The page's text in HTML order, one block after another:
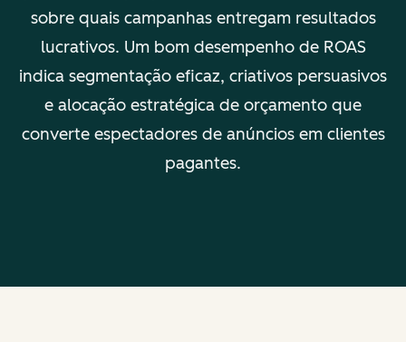
sobre quais campanhas entregam resultados
lucrativos. Um bom desempenho de ROAS
indica segmentação eficaz, criativos persuasivos
e alocação estratégica de orçamento que
converte espectadores de anúncios em clientes
pagantes.